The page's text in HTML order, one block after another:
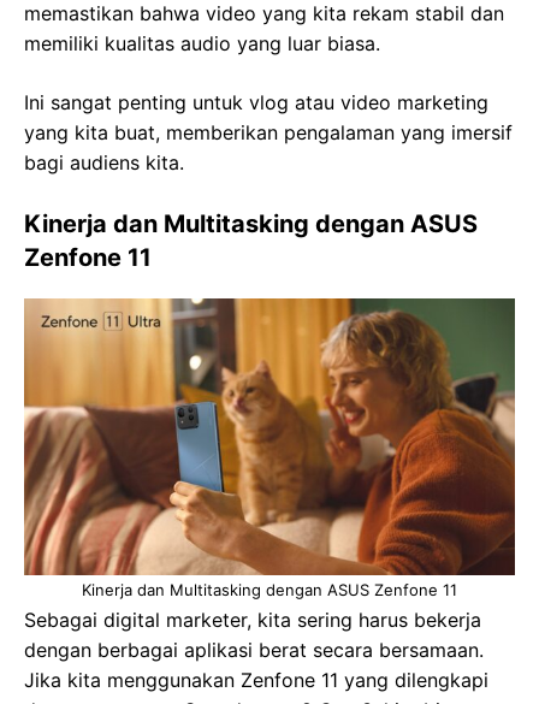
memastikan bahwa video yang kita rekam stabil dan
memiliki kualitas audio yang luar biasa.
Ini sangat penting untuk vlog atau video marketing
yang kita buat, memberikan pengalaman yang imersif
bagi audiens kita.
Kinerja dan Multitasking dengan ASUS
Zenfone 11
Kinerja dan Multitasking dengan ASUS Zenfone 11
Sebagai digital marketer, kita sering harus bekerja
dengan berbagai aplikasi berat secara bersamaan.
Jika kita menggunakan Zenfone 11 yang dilengkapi